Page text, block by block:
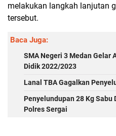
melakukan langkah lanjutan
tersebut.
Baca Juga:
SMA Negeri 3 Medan Gelar
Didik 2022/2023
Lanal TBA Gagalkan
Penyelundupan 28 Kg
Polres Sergai